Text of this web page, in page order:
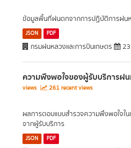
ข้อมูลพื้นที่ฝนตกจากการปฏิบัติการฝน
JSON PDF
กรมฝนหลวงและการบินเกษตร
ความพึงพอใจของผู้รับบริการฝ
views
261 recent views
ผลการตอบแบบสำรวจความพึงพอใจใ
จากผู้รับบริการ
JSON PDF